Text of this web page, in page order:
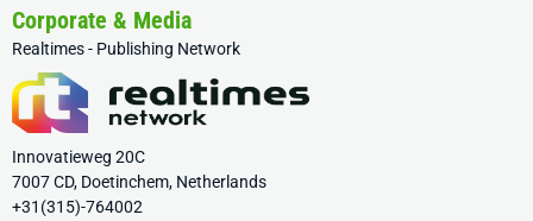
Corporate & Media
Realtimes - Publishing Network
Innovatieweg 20C
7007 CD, Doetinchem, Netherlands
+31(315)-764002